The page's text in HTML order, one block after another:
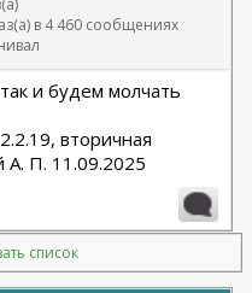
в 4 460 сообщениях
и будем молчать
вторичная
А. П. 11.09.2025
список